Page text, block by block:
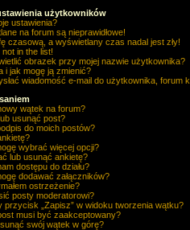
użytkowników
ustawienia?
na forum są nieprawidłowe!
czasową, a wyświetlany czas nadal jest zły!
in the list!
obrazek przy mojej nazwie użytkownika?
i jak mogę ją zmienić?
wiadomość e-mail do użytkownika, forum
wątek na forum?
usunąć post?
do moich postów?
wybrać więcej opcji?
lub usunąć ankietę?
dostępu do działu?
dodawać załączników?
ostrzeżenie?
posty moderatorowi?
przycisk „Zapisz” w widoku tworzenia wątku?
musi być zaakceptowany?
swój wątek w górę?